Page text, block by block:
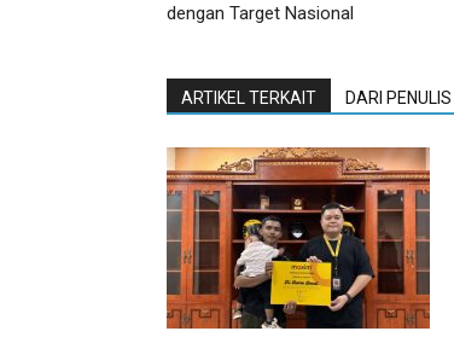
dengan Target Nasional
ARTIKEL TERKAIT DARI PENULIS